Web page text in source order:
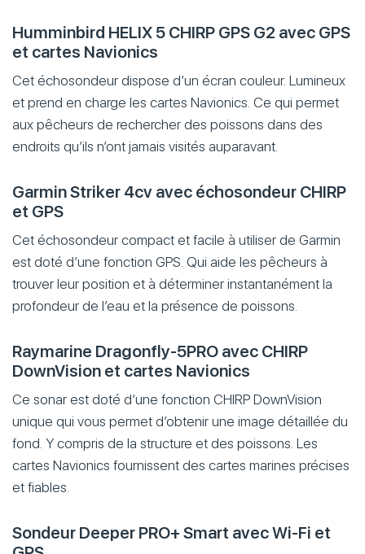
Humminbird HELIX 5 CHIRP GPS G2 avec GPS
et cartes Navionics
Cet échosondeur dispose d’un écran couleur. Lumineux
et prend en charge les cartes Navionics. Ce qui permet
aux pêcheurs de rechercher des poissons dans des
endroits qu’ils n’ont jamais visités auparavant.
Garmin Striker 4cv avec échosondeur CHIRP
et GPS
Cet échosondeur compact et facile à utiliser de Garmin
est doté d’une fonction GPS. Qui aide les pêcheurs à
trouver leur position et à déterminer instantanément la
profondeur de l’eau et la présence de poissons.
Raymarine Dragonfly-5PRO avec CHIRP
DownVision et cartes Navionics
Ce sonar est doté d’une fonction CHIRP DownVision
unique qui vous permet d’obtenir une image détaillée du
fond. Y compris de la structure et des poissons. Les
cartes Navionics fournissent des cartes marines précises
et fiables.
Sondeur Deeper PRO+ Smart avec Wi-Fi et